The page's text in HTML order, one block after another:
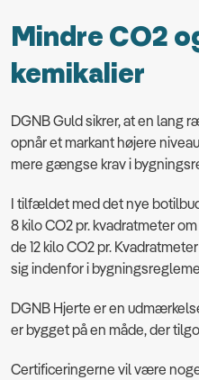
Mindre CO2
kemikalier
DGNB Guld sikrer, at en lang
opnår et markant højere
mere gængse krav i
I tilfældet med det nye
8 kilo CO2 pr. kvadratmeter
de 12 kilo CO2 pr.
sig indenfor i
DGNB Hjerte er en
er bygget på en måde, der
Certificeringerne vil være